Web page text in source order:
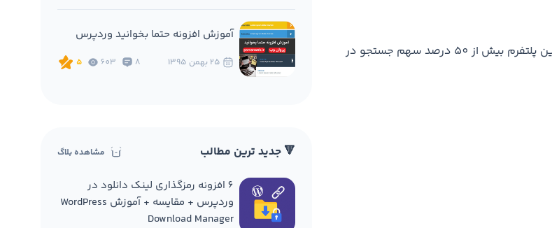
است. این پلتفرم بیش از 50 درصد سهم جستجو در
آموزش افزونه حتما بخوانید وردپرس
8
603
5
🔻 جدید ترین مطالب مشاهده بلاگ
6 افزونه‌ رمزگذاری لینک دانلود در
وردپرس + مقایسه + آموزش WordPress
Download Manager